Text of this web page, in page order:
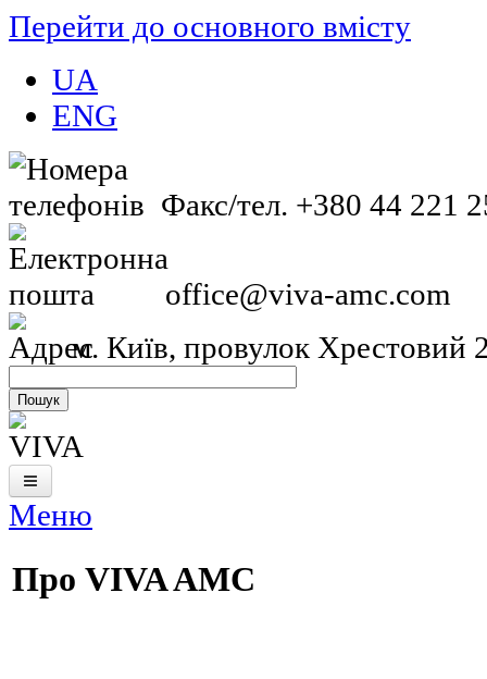
Перейти до основного вмісту
UA
ENG
Факс/тел. +380 44 221
office@viva-amc.com
м. Київ, провулок Хрестовий
Головна
Меню
Про VIVA AMC